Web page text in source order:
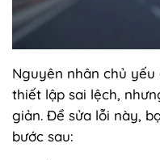
Nguyên nhân chủ
thiết lập sai lệch,
giản. Để sửa lỗi này,
bước sau: